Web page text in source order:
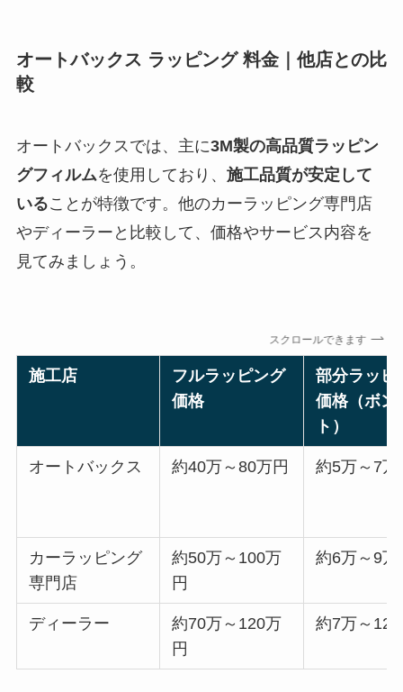
オートバックス ラッピング 料金｜他店との比
較
オートバックスでは、主に3M製の高品質ラッピン
グフィルムを使用しており、 施工品質が安定して
いることが特徴です。他のカーラッピング専門店
やディーラーと比較して、価格やサービス内容を
見てみましょう。
スクロールできます
施工店
フルラッピング
価格
部分ラッピ
価格（ボン
ト）
オートバックス 約40万～80万円 約5万～7万
カーラッピング
専門店
約50万～100万
円
約6万～9万
ディーラー
約70万～120万
円
約7万～12